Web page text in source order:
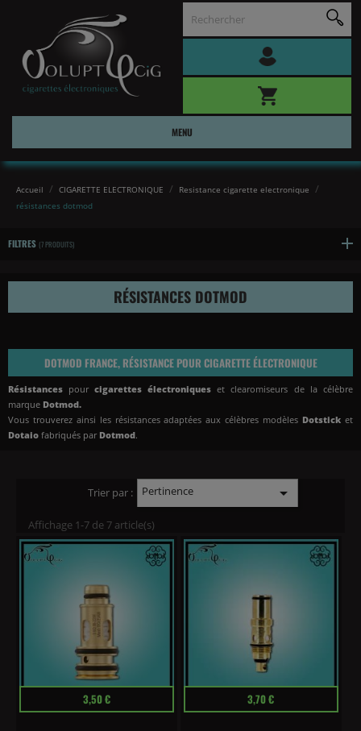
MENU
Accueil CIGARETTE ELECTRONIQUE
Resistance cigarette electronique
résistances dotmod
FILTRES (7 PRODUITS)
RÉSISTANCES DOTMOD
DOTMOD FRANCE, RÉSISTANCE POUR CIGARETTE ÉLECTRONIQUE
Résistances pour cigarettes électroniques et clearomiseurs de la célèbre
marque Dotmod.
Vous trouverez ainsi les résistances adaptées aux célèbres modèles Dotstick et
Dotaio fabriqués par Dotmod.
Trier par : Pertinence 
Affichage 1-7 de 7 article(s)
Prix 3,50 € Prix 3,70 €